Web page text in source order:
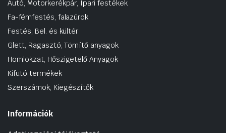
Autó, Motorkerékpár, Ipari festékek
Fa-fémfestés, falazúrok
Festés, Bel. és kültér
Glett, Ragasztó, Tömítő anyagok
Homlokzat, Hőszigetelő Anyagok
Kifutó termékek
Szerszámok, Kiegészítők
Információk